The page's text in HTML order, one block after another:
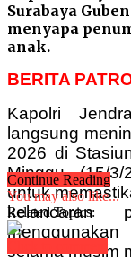
Surabaya
menyapa
anak.
BERITA
Kapolri
langsung
2026 di
Minggu (15/
untuk
kelancaran
selama musim
Continue Reading
You may also like...
Related Topics: